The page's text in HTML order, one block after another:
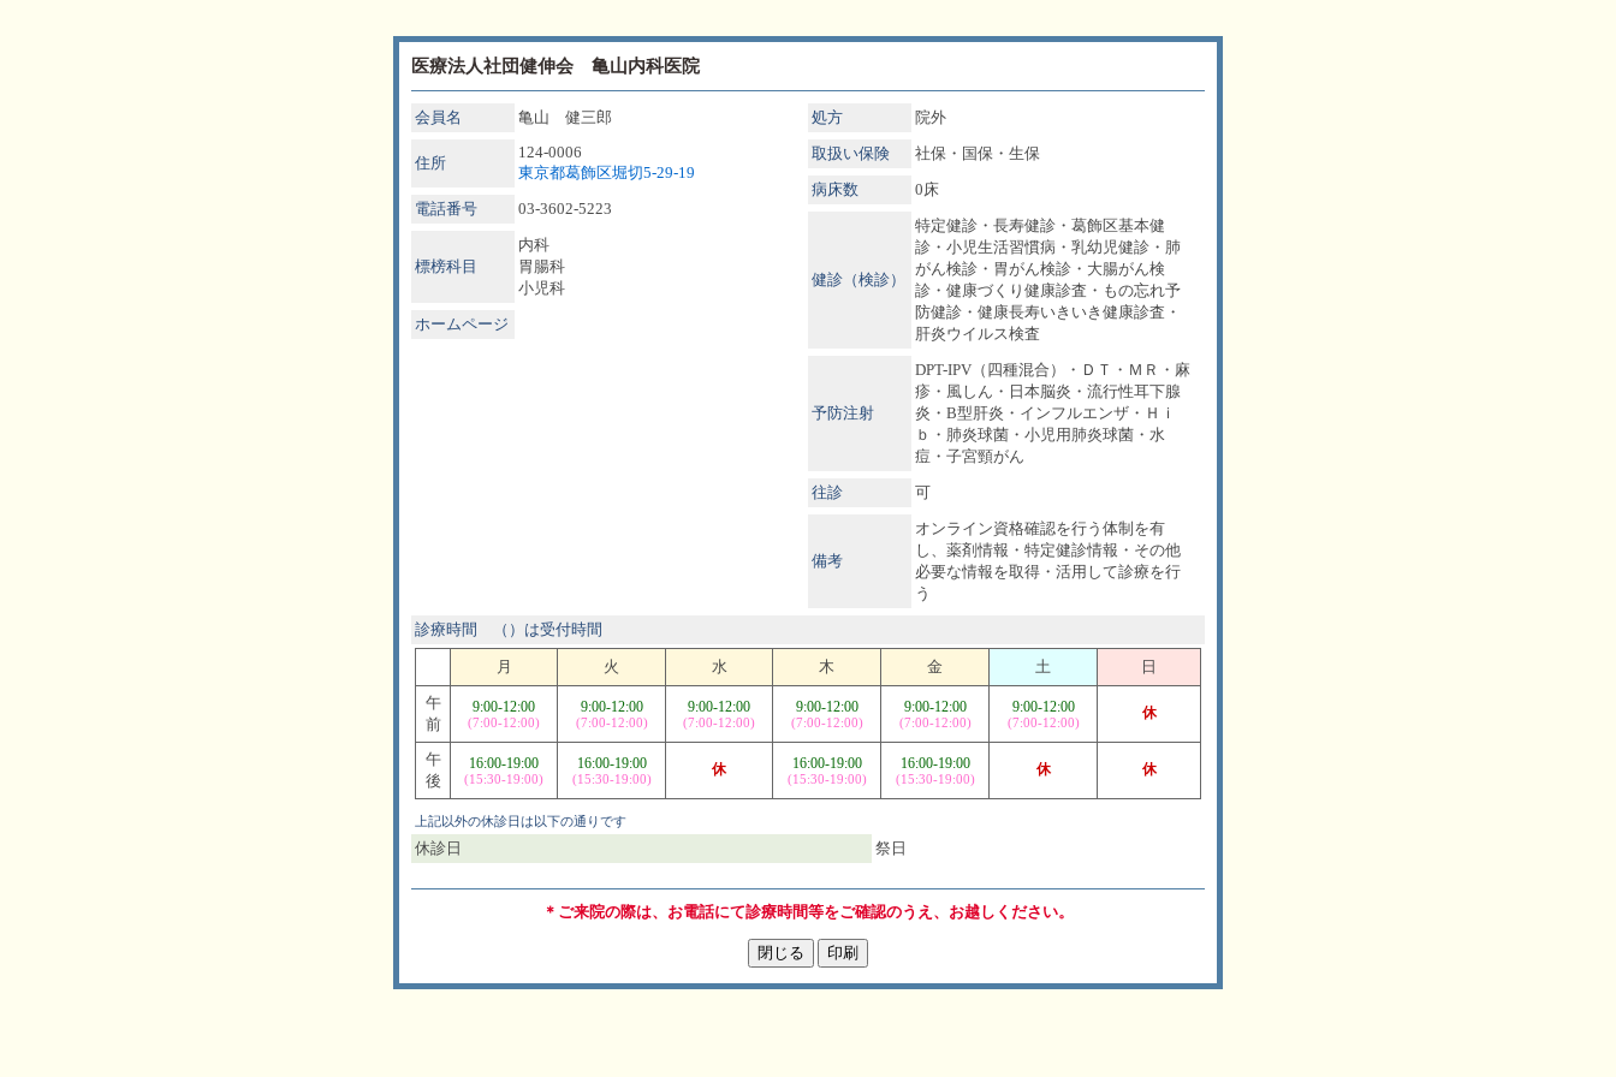
医療法人社団健伸会 亀山内科医院
会員名 亀山 健三郎
住所
124-0006
東京都葛飾区堀切5-29-19
電話番号
03-3602-5223
標榜科目
内科
胃腸科
小児科
ホームページ
処方
院外
取扱い保険
社保・国保・生保
病床数
0床
健診（検診）
特定健診・長寿健診・葛飾区基本健
診・小児生活習慣病・乳幼児健診・肺
がん検診・胃がん検診・大腸がん検
診・健康づくり健康診査・もの忘れ予
防健診・健康長寿いきいき健康診査・
肝炎ウイルス検査
予防注射
DPT-IPV（四種混合）・ＤＴ・ＭＲ・麻
疹・風しん・日本脳炎・流行性耳下腺
炎・B型肝炎・インフルエンザ・Ｈｉ
ｂ・肺炎球菌・小児用肺炎球菌・水
痘・子宮頸がん
往診
可
備考
オンライン資格確認を行う体制を有
し、薬剤情報・特定健診情報・その他
必要な情報を取得・活用して診療を行
う
診療時間 （）は受付時間
月 火 水 木 金 土
日
午
前
9:00-12:00
(7:00-12:00)
9:00-12:00
(7:00-12:00)
9:00-12:00
(7:00-12:00)
9:00-12:00
(7:00-12:00)
9:00-12:00
(7:00-12:00)
9:00-12:00
(7:00-12:00)
休
午
後
16:00-19:00
(15:30-19:00)
16:00-19:00
(15:30-19:00)
休 16:00-19:00
(15:30-19:00)
16:00-19:00
(15:30-19:00)
休 休
上記以外の休診日は以下の通りです
休診日 祭日
＊ご来院の際は、お電話にて診療時間等をご確認のうえ、お越しください。